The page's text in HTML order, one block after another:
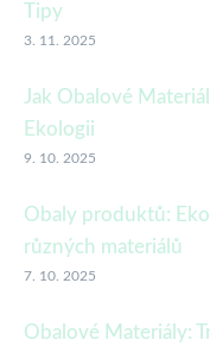
Tipy
3. 11. 2025
Jak Obalové
Ekologii
9. 10. 2025
Obaly produktů:
různých materiálů
7. 10. 2025
Obalové Materiály: